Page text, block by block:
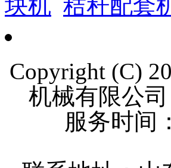
块机 秸秆配套
Copyright (C)
机械有限
服务时间：